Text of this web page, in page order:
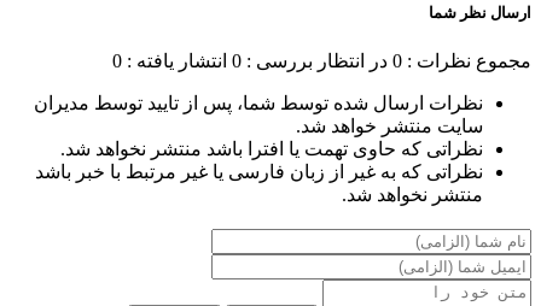
ارسال نظر شما
مجموع نظرات : 0 در انتظار بررسی : 0 انتشار یافته : 0
نظرات ارسال شده توسط شما، پس از تایید توسط مدیران
سایت منتشر خواهد شد.
نظراتی که حاوی تهمت یا افترا باشد منتشر نخواهد شد.
نظراتی که به غیر از زبان فارسی یا غیر مرتبط با خبر باشد
منتشر نخواهد شد.